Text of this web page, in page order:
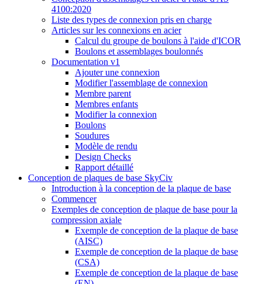
4100:2020
Liste des types de connexion pris en charge
Articles sur les connexions en acier
Calcul du groupe de boulons à l'aide d'ICOR
Boulons et assemblages boulonnés
Documentation v1
Ajouter une connexion
Modifier l'assemblage de connexion
Membre parent
Membres enfants
Modifier la connexion
Boulons
Soudures
Modèle de rendu
Design Checks
Rapport détaillé
Conception de plaques de base SkyCiv
Introduction à la conception de la plaque de base
Commencer
Exemples de conception de plaque de base pour la
compression axiale
Exemple de conception de la plaque de base
(AISC)
Exemple de conception de la plaque de base
(CSA)
Exemple de conception de la plaque de base